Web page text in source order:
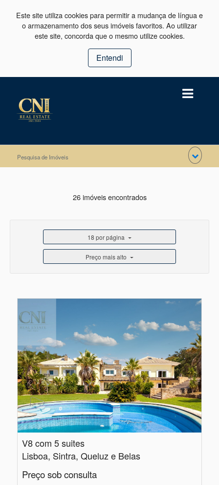
Este site utiliza cookies para permitir a mudança de língua e
o armazenamento dos seus imóveis favoritos. Ao utilizar
este site, concorda que o mesmo utilize cookies.
Entendi
Pesquisa de Imóveis
26 imóveis encontrados
18 por página
Preço mais alto
V8 com 5 suites
Lisboa, Sintra, Queluz e Belas
Preço sob consulta